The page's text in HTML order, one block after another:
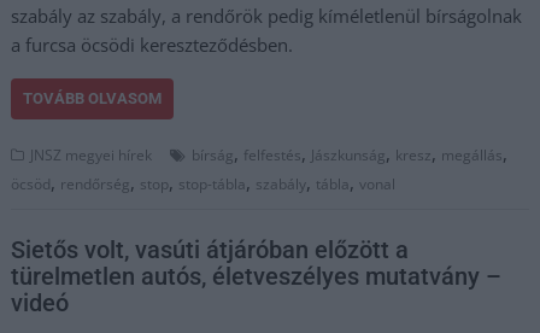
szabály az szabály, a rendőrök pedig kíméletlenül bírságolnak
a furcsa öcsödi kereszteződésben.
TOVÁBB OLVASOM
JNSZ megyei hírek bírság, felfestés, Jászkunság, kresz, megállás,
öcsöd, rendőrség, stop, stop-tábla, szabály, tábla,vonal
Sietős volt, vasúti átjáróban előzött a
türelmetlen autós, életveszélyes mutatvány –
videó